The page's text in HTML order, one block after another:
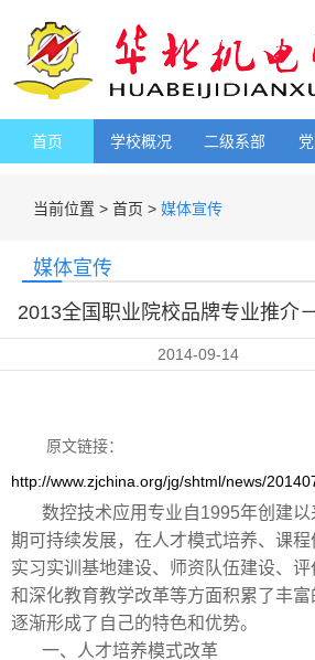
首页 学校概况 二级系部
当前位置 > 首页 > 媒体宣传
媒体宣传
2014-09-14
原文链接：
http://www.zjchina.org/jg/shtml/news/
数控技术应用专业自1995年创建以
期可持续发展，在人才模式培养、课程
实习实训基地建设、师资队伍建设、
和深化教育教学改革等方面积累了丰
逐渐形成了自己的特色和优势。
一、人才培养模式改革